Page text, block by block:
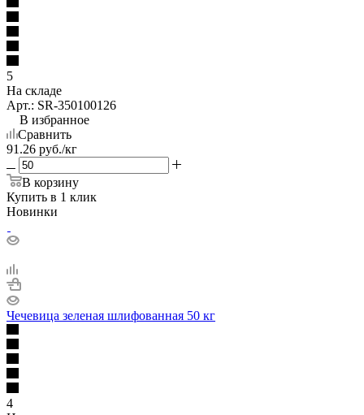
5
На складе
Арт.: SR-350100126
В избранное
Сравнить
91.26 руб./кг
В корзину
Купить в 1 клик
Новинки
Чечевица зеленая шлифованная 50 кг
4